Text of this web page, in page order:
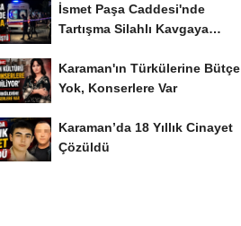
İsmet Paşa Caddesi'nde
Tartışma Silahlı Kavgaya
Karaman'ın Türkülerine Bütçe
Yok, Konserlere Var
Karaman’da 18 Yıllık Cinayet
Çözüldü